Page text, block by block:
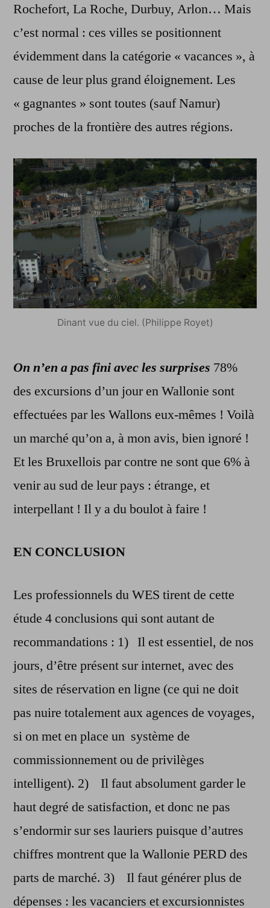
Rochefort, La Roche, Durbuy, Arlon… Mais
c’est normal : ces villes se positionnent
évidemment dans la catégorie « vacances », à
cause de leur plus grand éloignement. Les
« gagnantes » sont toutes (sauf Namur)
proches de la frontière des autres régions.
Dinant vue du ciel. (Philippe Royet)
On n’en a pas fini avec les surprises 78%
des excursions d’un jour en Wallonie sont
effectuées par les Wallons eux-mêmes ! Voilà
un marché qu’on a, à mon avis, bien ignoré !
Et les Bruxellois par contre ne sont que 6% à
venir au sud de leur pays : étrange, et
interpellant ! Il y a du boulot à faire !
EN CONCLUSION
Les professionnels du WES tirent de cette
étude 4 conclusions qui sont autant de
recommandations : 1) Il est essentiel, de nos
jours, d’être présent sur internet, avec des
sites de réservation en ligne (ce qui ne doit
pas nuire totalement aux agences de voyages,
si on met en place un système de
commissionnement ou de privilèges
intelligent). 2) Il faut absolument garder le
haut degré de satisfaction, et donc ne pas
s’endormir sur ses lauriers puisque d’autres
chiffres montrent que la Wallonie PERD des
parts de marché. 3) Il faut générer plus de
dépenses : les vacanciers et excursionnistes